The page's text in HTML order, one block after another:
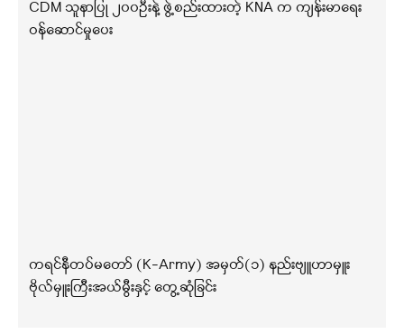
CDM သူနာပြု ၂၀၀ဦးနဲ့ ဖွဲ့စည်းထားတဲ့ KNA က ကျန်းမာရေး
ဝန်ဆောင်မှုပေး
ကရင်နီတပ်မတော် (K-Army) အမှတ်(၁) နည်းဗျူဟာမှူး
ဗိုလ်မှူးကြီးအယ်မွီးနှင့် တွေ့ဆုံခြင်း